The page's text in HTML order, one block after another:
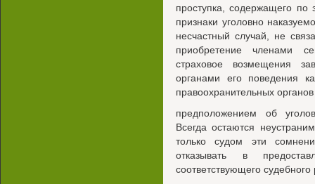
проступка, содержащего по
признаки уголовно
несчастный случай, не
приобретение членами
страховое возмещения
органами его поведения
правоохранительных
предположением об
Всегда остаются
только судом эти
отказывать в
соответствующего